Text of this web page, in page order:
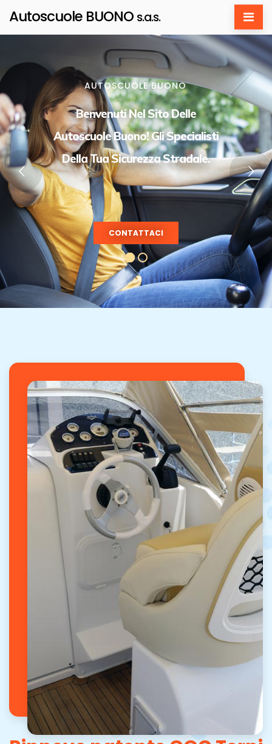
Autoscuole BUONO s.a.s.
AUTOSCUOLE BUONO
Benvenuti Nel Sito Delle
Autoscuole Buono! Gli Specialisti
Della Tua Sicurezza Stradale.
CONTATTACI